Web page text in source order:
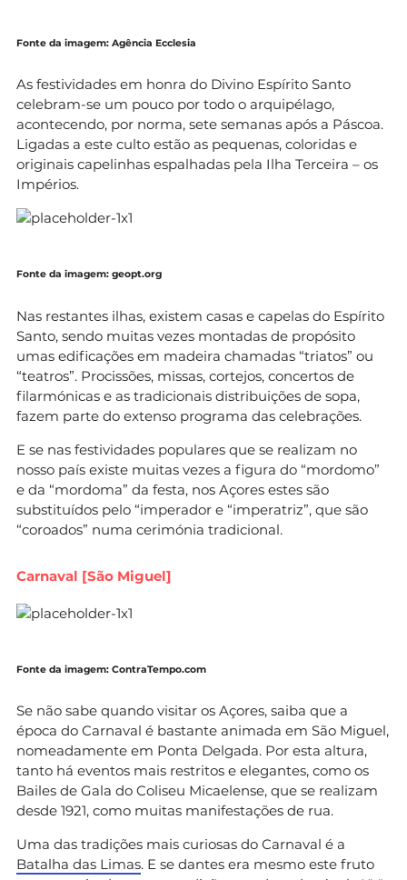
Fonte da imagem: Agência Ecclesia
As festividades em honra do Divino Espírito Santo
celebram-se um pouco por todo o arquipélago,
acontecendo, por norma, sete semanas após a Páscoa.
Ligadas a este culto estão as pequenas, coloridas e
originais capelinhas espalhadas pela Ilha Terceira – os
Impérios.
Fonte da imagem: geopt.org
Nas restantes ilhas, existem casas e capelas do Espírito
Santo, sendo muitas vezes montadas de propósito
umas edificações em madeira chamadas “triatos” ou
“teatros”. Procissões, missas, cortejos, concertos de
filarmónicas e as tradicionais distribuições de sopa,
fazem parte do extenso programa das celebrações.
E se nas festividades populares que se realizam no
nosso país existe muitas vezes a figura do “mordomo”
e da “mordoma” da festa, nos Açores estes são
substituídos pelo “imperador e “imperatriz”, que são
“coroados” numa cerimónia tradicional.
Carnaval [São Miguel]
Fonte da imagem: ContraTempo.com
Se não sabe quando visitar os Açores, saiba que a
época do Carnaval é bastante animada em São Miguel,
nomeadamente em Ponta Delgada. Por esta altura,
tanto há eventos mais restritos e elegantes, como os
Bailes de Gala do Coliseu Micaelense, que se realizam
desde 1921, como muitas manifestações de rua.
Uma das tradições mais curiosas do Carnaval é a
Batalha das Limas. E se dantes era mesmo este fruto